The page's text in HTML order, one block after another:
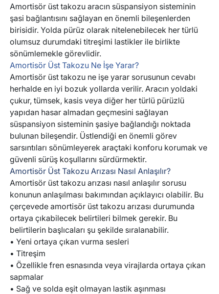
Amortisör üst takozu aracın süspansiyon sisteminin
şasi bağlantısını sağlayan en önemli bileşenlerden
birisidir. Yolda pürüz olarak nitelenebilecek her türlü
olumsuz durumdaki titreşimi lastikler ile birlikte
sönümlemekle görevlidir.
Amortisör Üst Takozu Ne İşe Yarar?
Amortisör üst takozu ne işe yarar sorusunun cevabı
herhalde en iyi bozuk yollarda verilir. Aracın yoldaki
çukur, tümsek, kasis veya diğer her türlü pürüzlü
yapıdan hasar almadan geçmesini sağlayan
süspansiyon sisteminin şasiye bağlandığı noktada
bulunan bileşendir. Üstlendiği en önemli görev
sarsıntıları sönümleyerek araçtaki konforu korumak ve
güvenli sürüş koşullarını sürdürmektir.
Amortisör Üst Takozu Arızası Nasıl Anlaşılır?
Amortisör üst takozu arızası nasıl anlaşılır sorusu
konunun anlaşılması bakımından açıklayıcı olabilir. Bu
çerçevede amortisör üst takozu arızası durumunda
ortaya çıkabilecek belirtileri bilmek gerekir. Bu
belirtilerin başlıcaları şu şekilde sıralanabilir.
• Yeni ortaya çıkan vurma sesleri
• Titreşim
• Özellikle fren esnasında veya virajlarda ortaya çıkan
sapmalar
• Sağ ve solda eşit olmayan lastik aşınması